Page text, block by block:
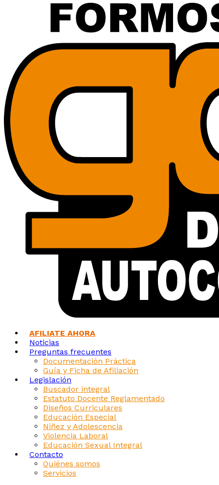
AFILIATE AHORA
Noticias
Preguntas frecuentes
Documentación Práctica
Guía y Ficha de Afiliación
Legislación
Buscador integral
Estatuto Docente Reglamentado
Diseños Curriculares
Educación Especial
Niñez y Adolescencia
Violencia Laboral
Educación Sexual Integral
Contacto
Quiénes somos
Servicios